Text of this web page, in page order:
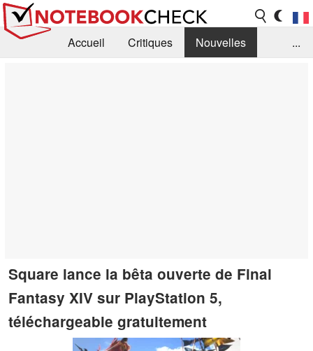
Accueil Critiques
Nouvelles
...
Square lance la bêta ouverte de Final
Fantasy XIV sur PlayStation 5,
téléchargeable gratuitement